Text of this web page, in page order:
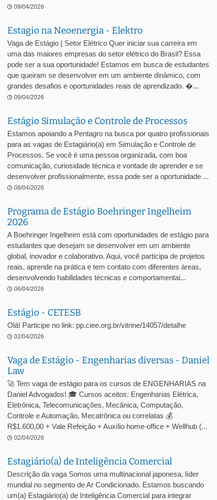
09/04/2026
Estagio na Neoenergia - Elektro
Vaga de Estágio | Setor Elétrico Quer iniciar sua carreira em
uma das maiores empresas do setor elétrico do Brasil? Essa
pode ser a sua oportunidade! Estamos em busca de estudantes
que queiram se desenvolver em um ambiente dinâmico, com
grandes desafios e oportunidades reais de aprendizado. �...
09/04/2026
Estágio Simulação e Controle de Processos
Estamos apoiando a Pentagro na busca por quatro profissionais
para as vagas de Estagiário(a) em Simulação e Controle de
Processos. Se você é uma pessoa organizada, com boa
comunicação, curiosidade técnica e vontade de aprender e se
desenvolver profissionalmente, essa pode ser a oportunidade ...
08/04/2026
Programa de Estágio Boehringer Ingelheim
2026
A Boehringer Ingelheim está com oportunidades de estágio para
estudantes que desejam se desenvolver em um ambiente
global, inovador e colaborativo. Aqui, você participa de projetos
reais, aprende na prática e tem contato com diferentes áreas,
desenvolvendo habilidades técnicas e comportamentai...
06/04/2026
Estágio - CETESB
Olá! Participe no link: pp.ciee.org.br/vitrine/14057/detalhe
02/04/2026
Vaga de Estágio - Engenharias diversas - Daniel
Law
🚀 Tem vaga de estágio para os cursos de ENGENHARIAS na
Daniel Advogados! 🎓 Cursos aceitos: Engenharias Elétrica,
Eletrônica, Telecomunicações, Mecânica, Computação,
Controle e Automação, Mecatrônica ou correlatas 💰
R$1.600,00 + Vale Refeição + Auxílio home-office + Wellhub (...
02/04/2026
Estagiário(a) de Inteligência Comercial
Descrição da vaga Somos uma multinacional japonesa, líder
mundial no segmento de Ar Condicionado. Estamos buscando
um(a) Estagiário(a) de Inteligência Comercial para integrar